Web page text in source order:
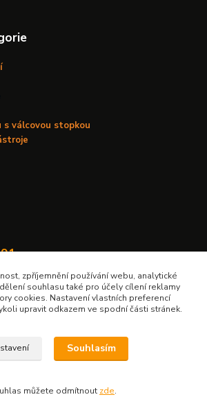
s válcovou stopkou
Upravit sběr cookies.
zpříjemnění používání webu, analytické
souhlasu také pro účely cílení reklamy
cookies. Nastavení vlastních preferencí
upravit odkazem ve spodní části stránek.
Souhlasím
můžete odmítnout zde.